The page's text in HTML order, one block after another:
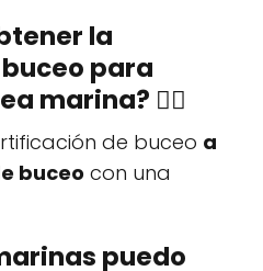
la
para
marina? 🏊‍♂️
de buceo a
buceo con una
puedo